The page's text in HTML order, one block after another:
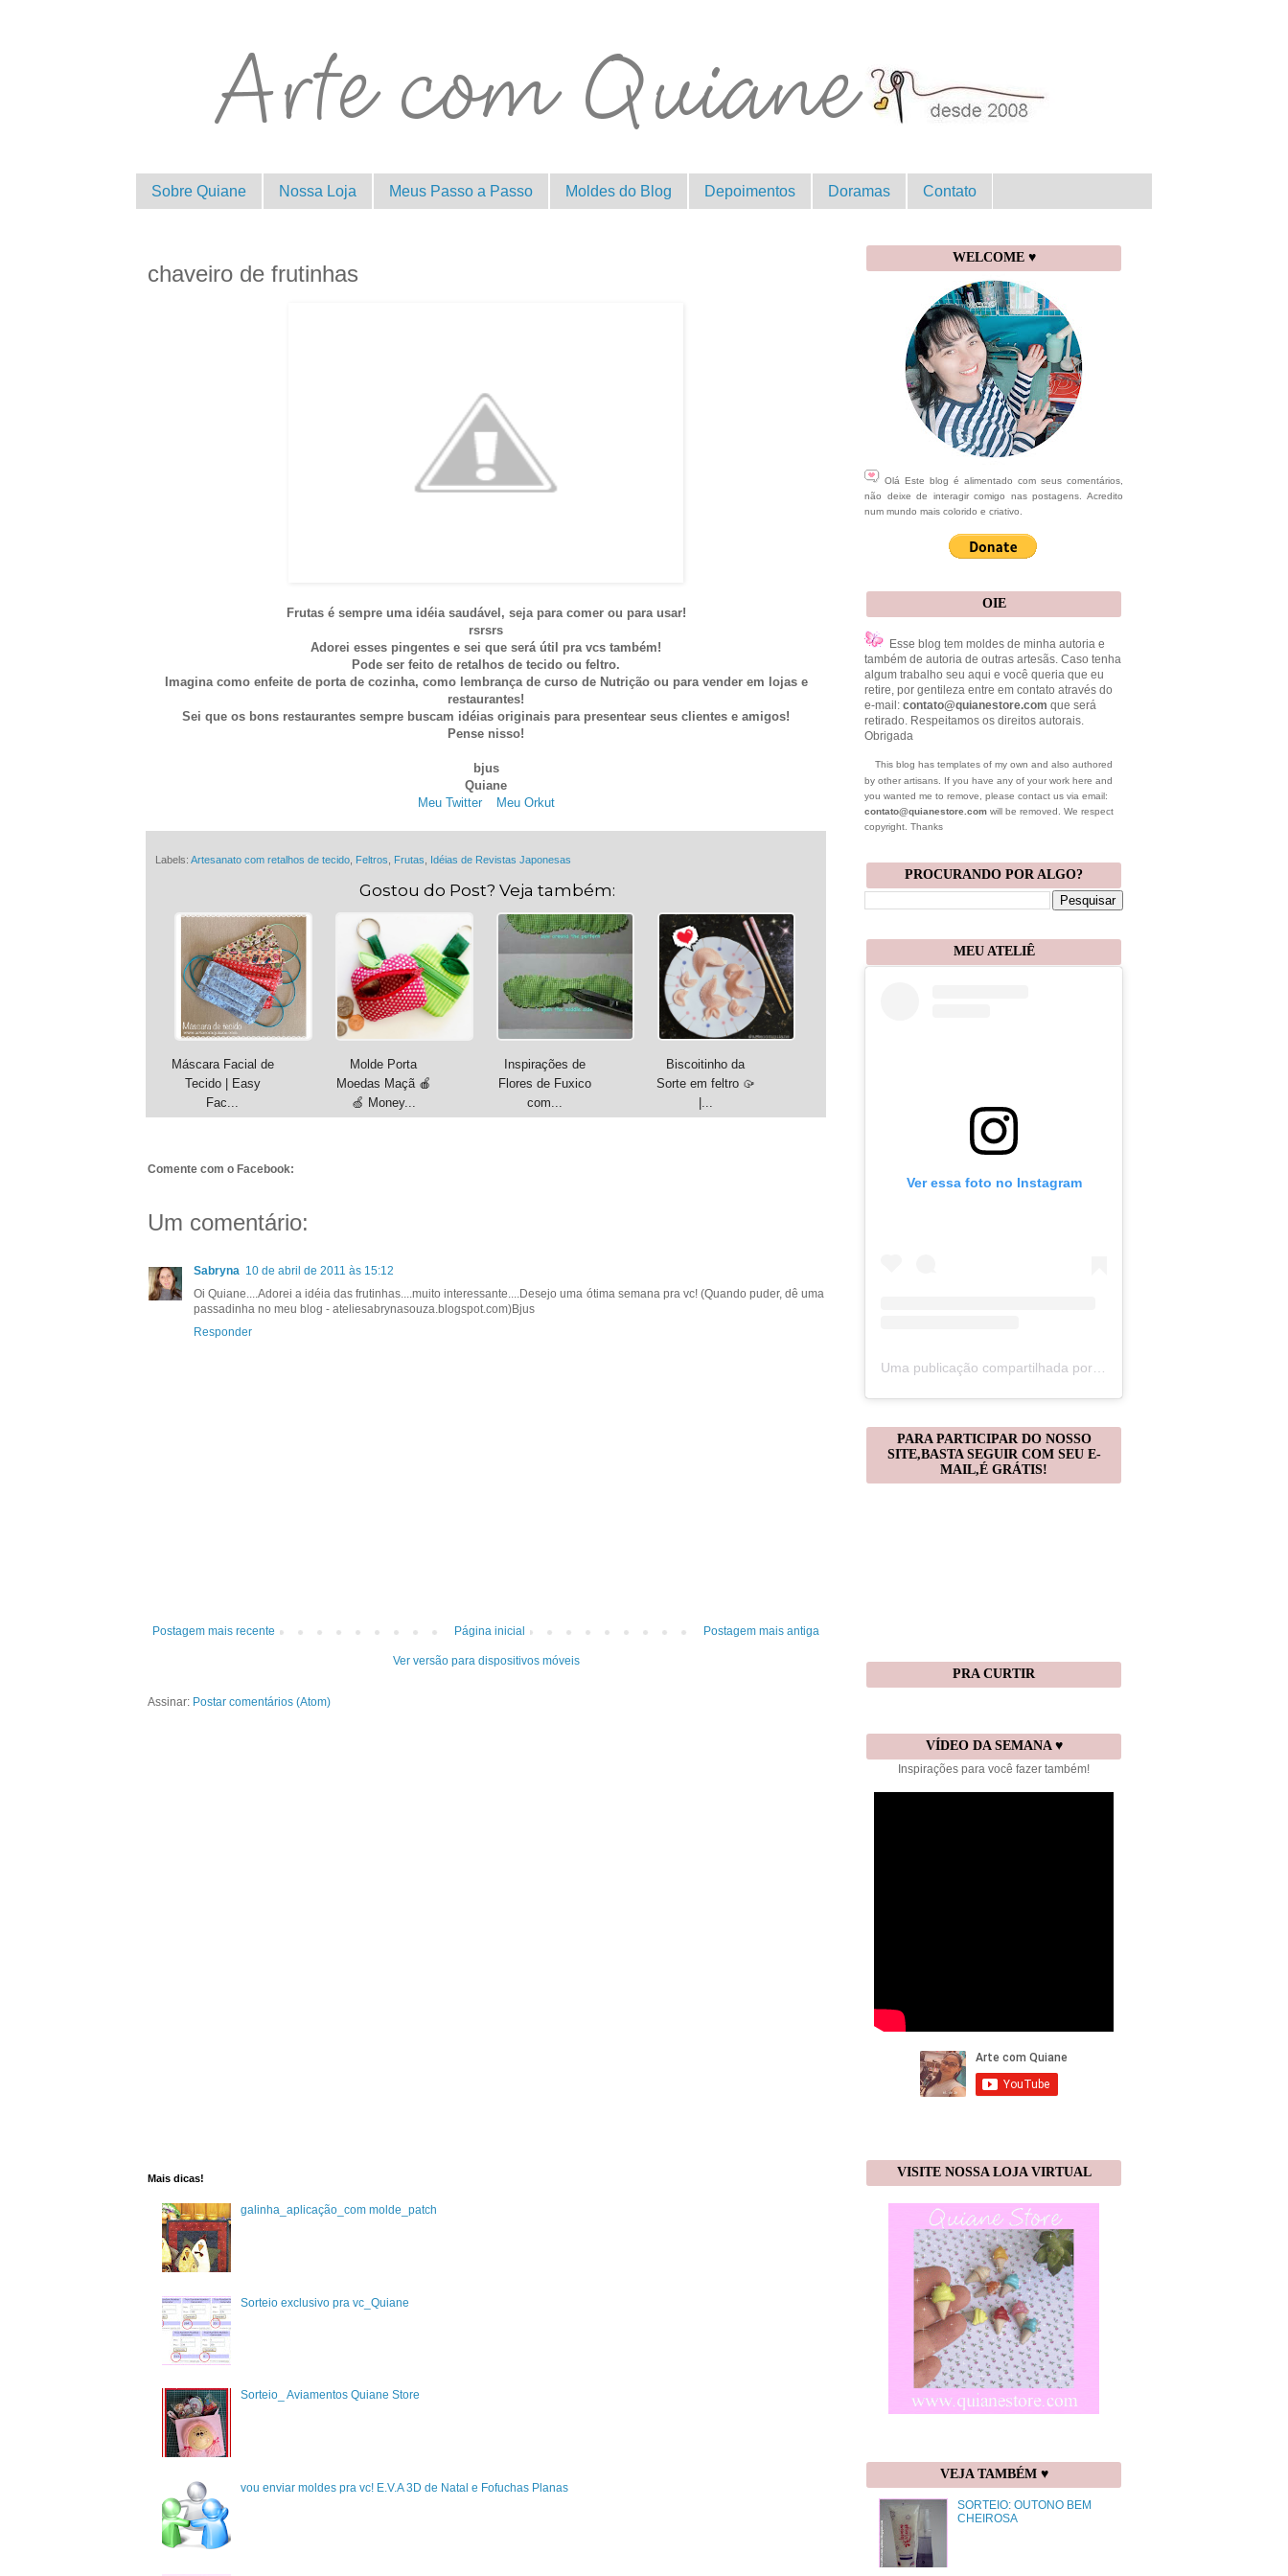
Sobre Quiane Nossa Loja Meus Passo a Passo Moldes do Blog Depoimentos Doramas Contato
chaveiro de frutinhas
Frutas é sempre uma idéia saudável, seja para comer ou para usar!
rsrsrs
Adorei esses pingentes e sei que será útil pra vcs também!
Pode ser feito de retalhos de tecido ou feltro.
Imagina como enfeite de porta de cozinha, como lembrança de curso de Nutrição ou para vender em lojas e
restaurantes!
Sei que os bons restaurantes sempre buscam idéias originais para presentear seus clientes e amigos!
Pense nisso!
bjus
Quiane
Meu Twitter. . Meu Orkut
Labels: Artesanato com retalhos de tecido Feltros Frutas Idéias de Revistas Japonesas
Gostou do Post? Veja também:
Máscara Facial de
Tecido | Easy
Fac...
Molde Porta
Moedas Maçã 🍎
🍏 Money...
Inspirações de
Flores de Fuxico
com...
Biscoitinho da
Sorte em feltro 🥠
|...
Comente com o Facebook:
Um comentário:
Sabryna 10 de abril de 2011 às 15:12
Oi Quiane....Adorei a idéia das frutinhas....muito interessante....Desejo uma ótima semana pra vc! (Quando puder, dê uma
passadinha no meu blog - ateliesabrynasouza.blogspot.com)Bjus
Responder
Postagem mais recente Postagem mais antiga
Página inicial
Ver versão para dispositivos móveis
Assinar: Postar comentários (Atom)
Mais dicas!
galinha_aplicação_com molde_patch
Sorteio exclusivo pra vc_Quiane
Sorteio_ Aviamentos Quiane Store
vou enviar moldes pra vc! E.V.A 3D de Natal e Fofuchas Planas
WELCOME ♥
Olá Este blog é alimentado com seus comentários,
não deixe de interagir comigo nas postagens. Acredito
num mundo mais colorido e criativo.
OIE
Esse blog tem moldes de minha autoria e
também de autoria de outras artesãs. Caso tenha
algum trabalho seu aqui e você queria que eu
retire, por gentileza entre em contato através do
e-mail: contato@quianestore.com que será
retirado. Respeitamos os direitos autorais.
Obrigada
This blog has templates of my own and also authored
by other artisans. If you have any of your work here and
you wanted me to remove, please contact us via email:
contato@quianestore.com will be removed. We respect
copyright. Thanks
PROCURANDO POR ALGO?
MEU ATELIÊ
Ver essa foto no Instagram
Uma publicação compartilhada por Christiane Gonçalves (@artecomquiane)
PARA PARTICIPAR DO NOSSO
SITE,BASTA SEGUIR COM SEU E-
MAIL,É GRÁTIS!
PRA CURTIR
VÍDEO DA SEMANA ♥
Inspirações para você fazer também!
VISITE NOSSA LOJA VIRTUAL
VEJA TAMBÉM ♥
SORTEIO: OUTONO BEM
CHEIROSA